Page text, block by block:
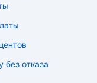
без отказа